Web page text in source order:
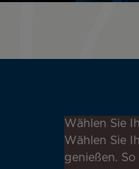
Melden Sie
Newsletter
neuesten
Wählen Sie
Wählen Sie
genießen.